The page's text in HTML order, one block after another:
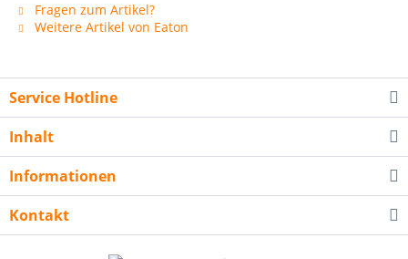
Fragen zum Artikel?
Weitere Artikel von Eaton
Service Hotline
Inhalt
Informationen
Kontakt